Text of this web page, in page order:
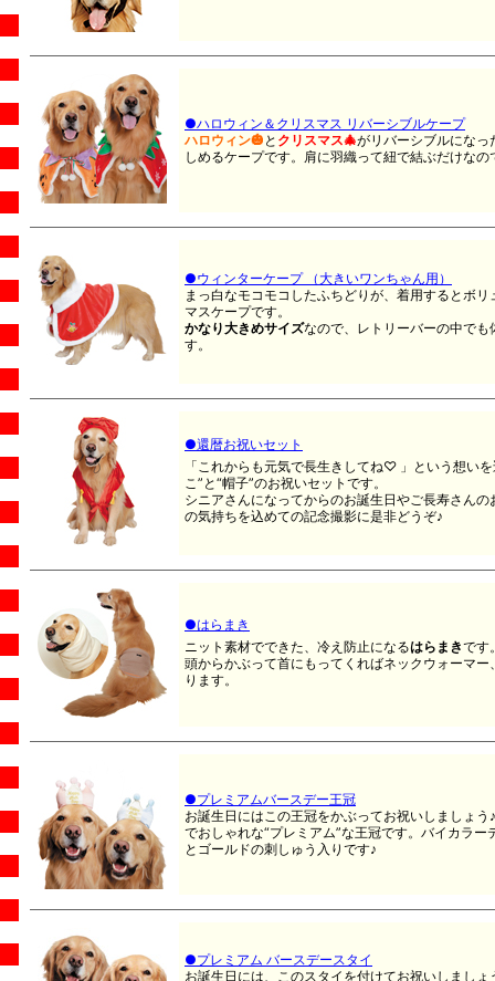
●ハロウィン＆クリスマス リバーシブルケープ
ハロウィン🎃 と クリスマス🎄がリバーシブルになっ
しめるケープです。肩に羽織って紐で結ぶだけなの
●ウィンターケープ （大きいワンちゃん用）
まっ白なモコモコしたふちどりが、着用するとボ
マスケープです。
かなり大きめサイズなので、レトリーバーの中で
す。
●還暦お祝いセット
「これからも元気で長生きしてね♡ 」という想い
こ”と“帽子”のお祝いセットです。
シニアさんになってからのお誕生日やご長寿さん
の気持ちを込めての記念撮影に是非どうぞ♪
●はらまき
ニット素材でできた、冷え防止になるはらまきです
頭からかぶって首にもってくればネックウォーマ
ります。
●プレミアムバースデー王冠
お誕生日にはこの王冠をかぶってお祝いしましょ
でおしゃれな“プレミアム”な王冠です。バイカラ
とゴールドの刺しゅう入りです♪
●プレミアム バースデースタイ
お誕生日には、このスタイを付けてお祝いしまし